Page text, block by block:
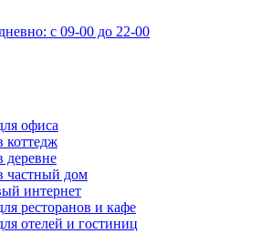
с 09-00 до 22-00
офиса
коттедж
деревне
частный дом
интернет
ресторанов и кафе
отелей и гостиниц